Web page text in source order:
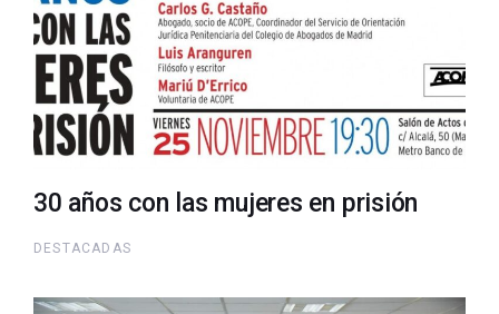
30 años con las mujeres en prisión
DESTACADAS